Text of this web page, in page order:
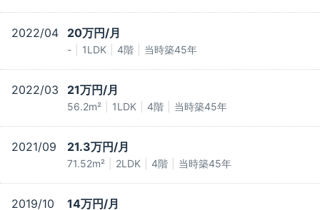
2022/04 20万円/月
- 1LDK 4階 当時築45年
2022/03 21万円/月
56.2m² 1LDK 4階 当時築45年
2021/09 21.3万円/月
71.52m² 2LDK 4階 当時築45年
2019/10 14万円/月